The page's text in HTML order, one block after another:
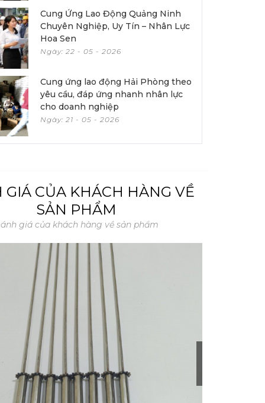
Cung Ứng Lao Động Quảng Ninh
Chuyên Nghiệp, Uy Tín – Nhân Lực
Hoa Sen
Ngày: 22 - 05 - 2026
Cung ứng lao động Hải Phòng theo
yêu cầu, đáp ứng nhanh nhân lực
cho doanh nghiệp
Ngày: 21 - 05 - 2026
CỦA KHÁCH HÀNG VỀ
SẢN PHẨM
giá của khách hàng về sản phẩm